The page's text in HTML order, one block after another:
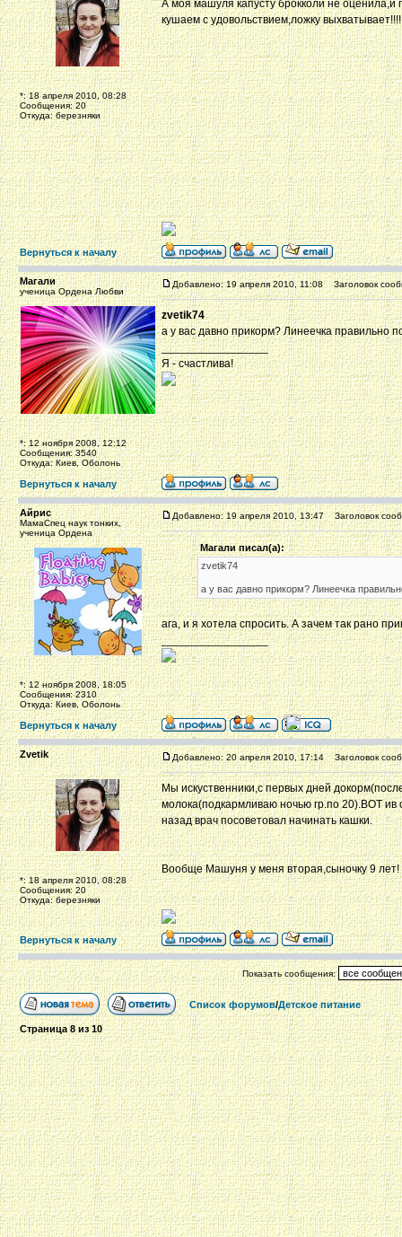
*: 18 апреля 2010, 08:28
Сообщения: 20
Откуда: березняки
А моя машуля капусту брокколи не оценила,и
кушаем с удовольствием,ложку
Вернуться к началу
Магали
ученица Ордена Любви
*: 12 ноября 2008, 12:12
Сообщения: 3540
Откуда: Киев, Оболонь
Добавлено: 19 апреля 2010, 11:08 Заголовок
zvetik74
а у вас давно прикорм? Линеечка правильно
_________________
Я - счастлива!
Вернуться к началу
Айрис
МамаСпец наук тонких,
ученица Ордена
*: 12 ноября 2008, 18:05
Сообщения: 2310
Откуда: Киев, Оболонь
Добавлено: 19 апреля 2010, 13:47 Заголовок
Магали писал(а):
zvetik74
а у вас давно прикорм? Линеечка
ага, и я хотела спросить. А зачем так рано
_________________
Вернуться к началу
Zvetik
*: 18 апреля 2010, 08:28
Сообщения: 20
Откуда: березняки
Добавлено: 20 апреля 2010, 17:14 Заголовок
Мы искуственники,с первых дней
молока(подкармливаю ночью гр.по 20).ВОТ ив
назад врач посоветовал начинать кашки.
Вообще Машуня у меня вторая,сыночку 9 лет!
Вернуться к началу
Показать сообщения:
Список форумов/Детское питание
Страница8из10